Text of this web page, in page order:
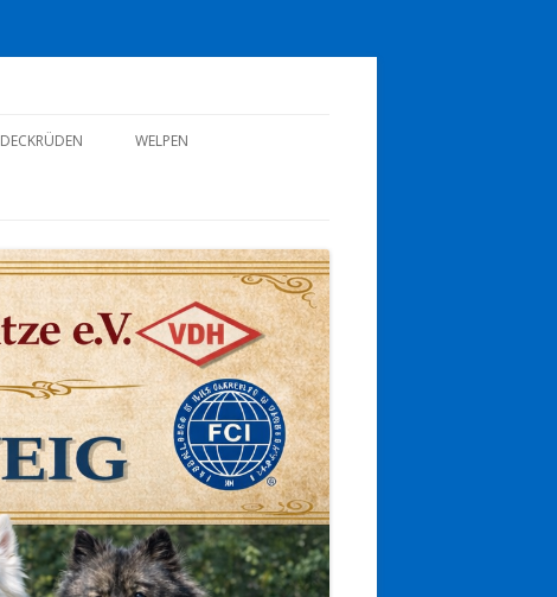
DECKRÜDEN WELPEN